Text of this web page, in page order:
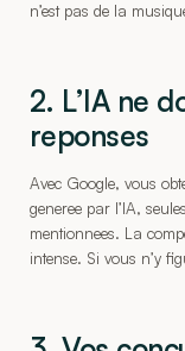
n’est pas de la
2. L’IA ne
reponses
Avec Google, vous
generee par l’IA,
mentionnees. La
intense. Si vous n’y